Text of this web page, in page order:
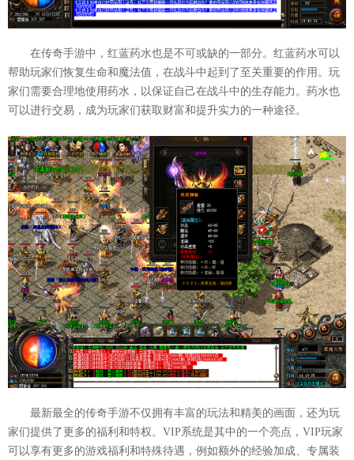
在传奇手游中，红蓝药水也是不可或缺的一部分。红蓝药水可以
帮助玩家们恢复生命和魔法值，在战斗中起到了至关重要的作用。玩
家们需要合理地使用药水，以保证自己在战斗中的生存能力。药水也
可以进行交易，成为玩家们获取财富和提升实力的一种途径。
最新最全的传奇手游不仅拥有丰富的玩法和精美的画面，还为玩
家们提供了更多的福利和特权。VIP系统是其中的一个亮点，VIP玩家
可以享有更多的游戏福利和特殊待遇，例如额外的经验加成、专属装